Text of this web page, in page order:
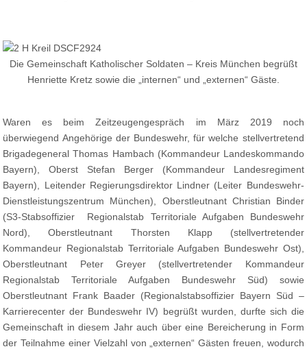
Die Gemeinschaft Katholischer Soldaten – Kreis München begrüßt
Henriette Kretz sowie die „internen“ und „externen“ Gäste.
Waren es beim Zeitzeugengespräch im März 2019 noch
überwiegend Angehörige der Bundeswehr, für welche stellvertretend
Brigadegeneral Thomas Hambach (Kommandeur Landeskommando
Bayern), Oberst Stefan Berger (Kommandeur Landesregiment
Bayern), Leitender Regierungsdirektor Lindner (Leiter Bundeswehr-
Dienstleistungszentrum München), Oberstleutnant Christian Binder
(S3-Stabsoffizier Regionalstab Territoriale Aufgaben Bundeswehr
Nord), Oberstleutnant Thorsten Klapp (stellvertretender
Kommandeur Regionalstab Territoriale Aufgaben Bundeswehr Ost),
Oberstleutnant Peter Greyer (stellvertretender Kommandeur
Regionalstab Territoriale Aufgaben Bundeswehr Süd) sowie
Oberstleutnant Frank Baader (Regionalstabsoffizier Bayern Süd –
Karrierecenter der Bundeswehr IV) begrüßt wurden, durfte sich die
Gemeinschaft in diesem Jahr auch über eine Bereicherung in Form
der Teilnahme einer Vielzahl von „externen“ Gästen freuen, wodurch